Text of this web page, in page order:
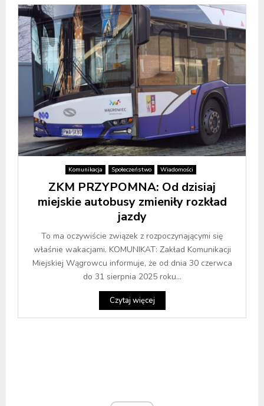
Komunikacja Społeczeństwo Wiadomości
ZKM PRZYPOMNA: Od dzisiaj
miejskie autobusy zmieniły rozkład
jazdy
To ma oczywiście związek z rozpoczynającymi się
właśnie wakacjami. KOMUNIKAT: Zakład Komunikacji
Miejskiej Wągrowcu informuje, że od dnia 30 czerwca
do 31 sierpnia 2025 roku...
Czytaj więcej